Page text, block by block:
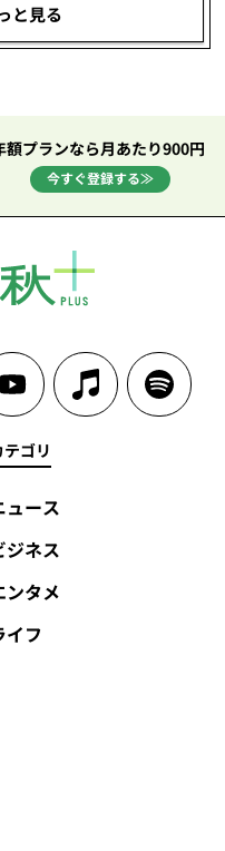
と見る
額プランなら月あたり900円
今すぐ登録する≫
テゴリ
ュース
ジネス
ンタメ
イフ